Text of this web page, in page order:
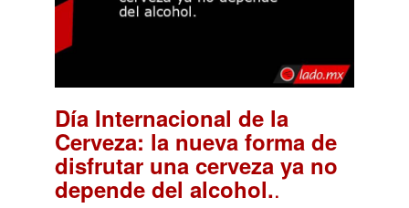
Día Internacional de la
Cerveza: la nueva forma de
disfrutar una cerveza ya no
depende del alcohol..